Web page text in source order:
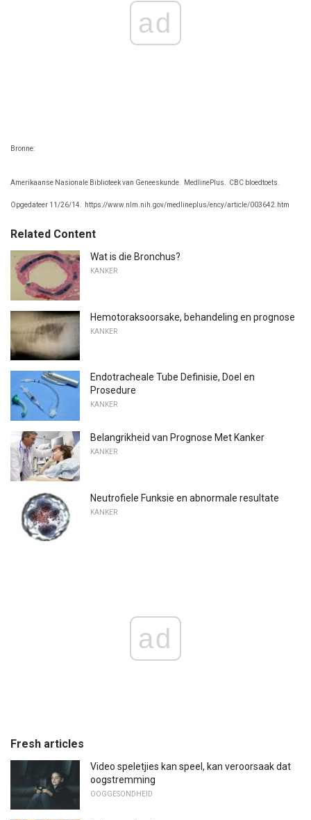
ad
Bronne:
Amerikaanse Nasionale Biblioteek van Geneeskunde. MedlinePlus. CBC bloedtoets.
Opgedateer 11/26/14. https://www.nlm.nih.gov/medlineplus/ency/article/003642.htm
Related Content
Wat is die Bronchus?
KANKER
Hemotoraksoorsake, behandeling en prognose
KANKER
Endotracheale Tube Definisie, Doel en
Prosedure
KANKER
Belangrikheid van Prognose Met Kanker
KANKER
Neutrofiele Funksie en abnormale resultate
KANKER
ad
Fresh articles
Video speletjies kan speel, kan veroorsaak dat
oogstremming
OOGGESONDHEID